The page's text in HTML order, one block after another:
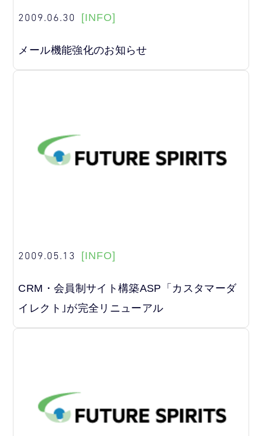
2009.06.30 [INFO]
メール機能強化のお知らせ
2009.05.13 [INFO]
CRM・会員制サイト構築ASP「カスタマーダ
イレクト｣が完全リニューアル